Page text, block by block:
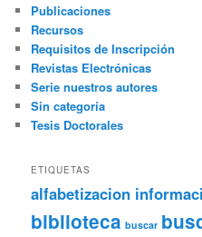
Publicaciones
Recursos
Requisitos de Inscripción
Revistas Electrónicas
Serie nuestros autores
Sin categoría
Tesis Doctorales
ETIQUETAS
alfabetizacion
biblioteca buscar